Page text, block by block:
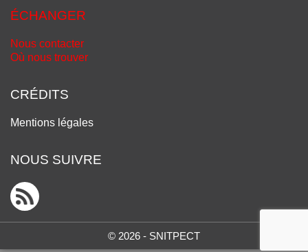
ÉCHANGER
Nous contacter
Où nous trouver
CRÉDITS
Mentions légales
NOUS SUIVRE
© 2026 - SNITPECT